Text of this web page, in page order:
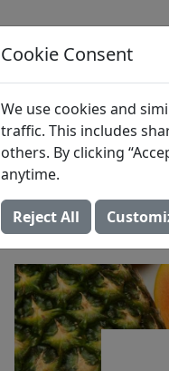
Ihnen
Ziele zu
27. Juni 2022
Cookie Consent
We use cookies and
traffic. This includes
others. By clicking
anytime.
Reject All